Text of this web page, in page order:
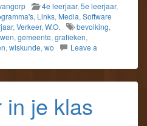
4e leerjaar,5e leerjaar,
, Links, Media,Software
,Verkeer,W.O. bevolking,
,gemeente,grafieken,
,wiskunde,wo
Leave a
in je klas